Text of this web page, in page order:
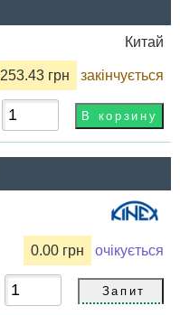
Китай
253.43 грн закінчується
0.00 грн очікується